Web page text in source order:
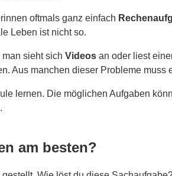
oftmals ganz einfach
Leben ist nicht so.
man sieht sich Videos an oder liest
Aus manchen dieser Probleme muss
lernen. Die möglichen Aufgaben
am besten?